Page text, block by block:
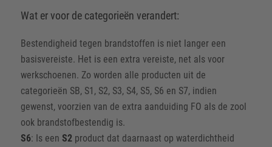
Wat er voor de categorieën verandert:
Bestendigheid tegen brandstoffen is niet langer een
basisvereiste. Het is een extra vereiste, net als voor
werkschoenen. Zo worden alle producten uit de
categorieën SB, S1, S2, S3, S4, S5, S6 en S7, indien
gewenst, voorzien van de extra aanduiding FO als de zool
ook brandstofbestendig is.
S6: Is een S2product dat daarnaast op waterdichtheid